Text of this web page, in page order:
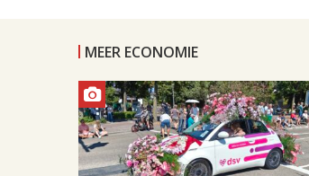
MEER ECONOMIE